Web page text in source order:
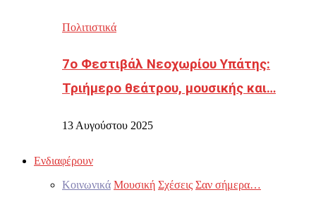
Πολιτιστικά
7ο Φεστιβάλ Νεοχωρίου Υπάτης:
Τριήμερο θεάτρου, μουσικής και…
13 Αυγούστου 2025
Ενδιαφέρουν
Κοινωνικά Μουσική Σχέσεις Σαν σήμερα…